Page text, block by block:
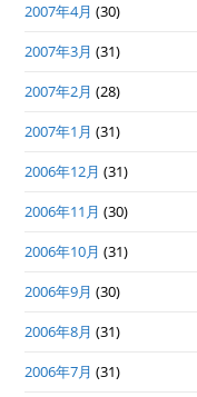
2007年4月 (30)
2007年3月 (31)
2007年2月 (28)
2007年1月 (31)
2006年12月 (31)
2006年11月 (30)
2006年10月 (31)
2006年9月 (30)
2006年8月 (31)
2006年7月 (31)